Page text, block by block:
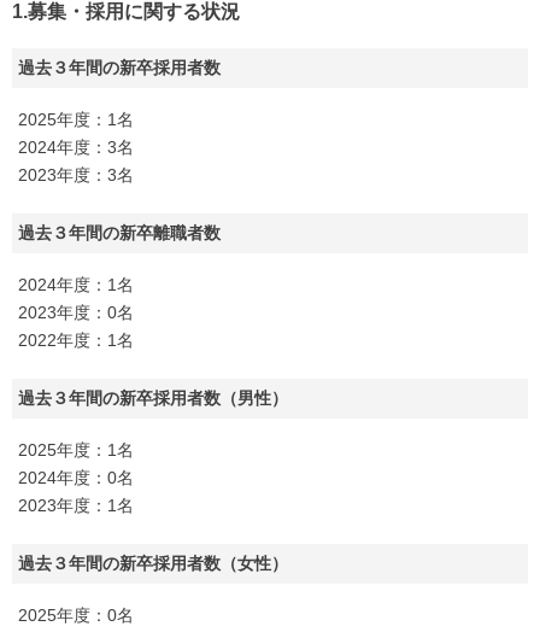
1.募集・採用に関する状況
過去３年間の新卒採用者数
2025年度：1名
2024年度：3名
2023年度：3名
過去３年間の新卒離職者数
2024年度：1名
2023年度：0名
2022年度：1名
過去３年間の新卒採用者数（男性）
2025年度：1名
2024年度：0名
2023年度：1名
過去３年間の新卒採用者数（女性）
2025年度：0名